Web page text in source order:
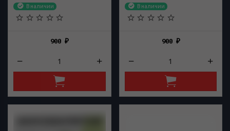
В наличии
900₽
В наличии
900 ₽